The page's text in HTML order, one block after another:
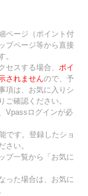
ページ（ポイント付
プページ等から直接
。
セスする場合、 ポイ
されませんので、予
項は、お気に入りシ
ご確認ください。
Vpassログインが必
です。登録したショ
さい。
プ一覧から「お気に
った場合は、お気に